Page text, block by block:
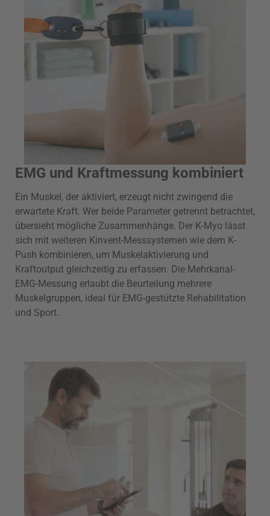
EMG und Kraftmessung kombiniert
Ein Muskel, der aktiviert, erzeugt nicht zwingend die
erwartete Kraft. Wer beide Parameter getrennt betrachtet,
übersieht mögliche Zusammenhänge. Der K-Myo lässt
sich mit weiteren Kinvent-Messsystemen wie dem K-
Push kombinieren, um Muskelaktivierung und
Kraftoutput gleichzeitig zu erfassen. Die Mehrkanal-
EMG-Messung erlaubt die Beurteilung mehrere
Muskelgruppen, ideal für EMG-gestützte Rehabilitation
und Sport.